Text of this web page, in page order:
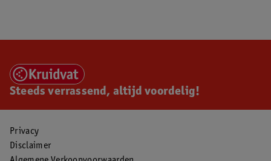
Steeds verrassend, altijd voordelig!
Privacy
Disclaimer